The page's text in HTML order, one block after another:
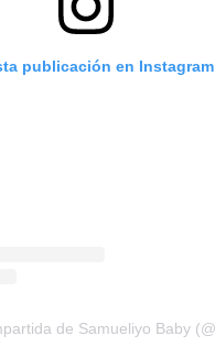
publicación en Instagram